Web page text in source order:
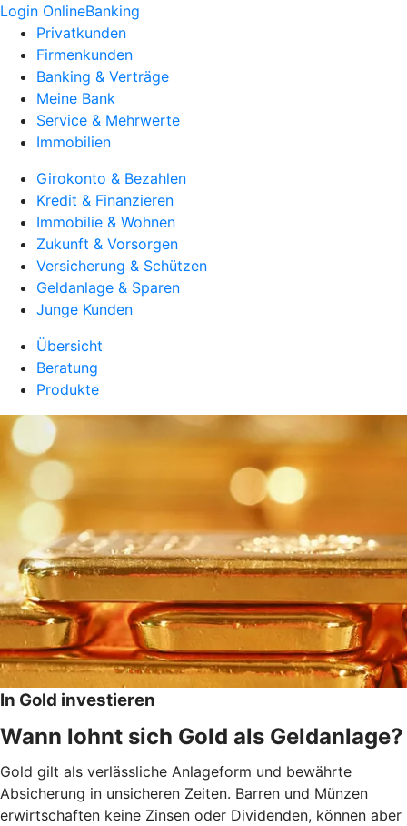
Login OnlineBanking
Privatkunden
Firmenkunden
Banking & Verträge
Meine Bank
Service & Mehrwerte
Immobilien
Girokonto & Bezahlen
Kredit & Finanzieren
Immobilie & Wohnen
Zukunft & Vorsorgen
Versicherung & Schützen
Geldanlage & Sparen
Junge Kunden
Übersicht
Beratung
Produkte
In Gold investieren
Wann lohnt sich Gold als Geldanlage?
Gold gilt als verlässliche Anlageform und bewährte
Absicherung in unsicheren Zeiten. Barren und Münzen
erwirtschaften keine Zinsen oder Dividenden, können aber